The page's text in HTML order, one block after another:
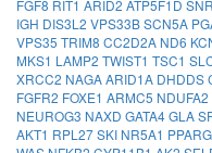
FGF8 RIT1 ARID2 ATP5F1D
IGH DIS3L2 VPS33BSCN5A
VPS35 TRIM8 CC2D2A ND6
MKS1 LAMP2 TWIST1 TSC1
XRCC2 NAGAARID1A DHDDS
FGFR2 FOXE1 ARMC5 NDUFA2
NEUROG3 NAXD GATA4GLA
AKT1 RPL27SKI NR5A1 PPARG